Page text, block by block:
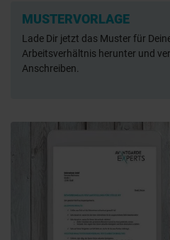
MUSTERVORLAGE
Lade Dir jetzt das Muster für
Arbeitsverhältnis herunter und
Anschreiben.